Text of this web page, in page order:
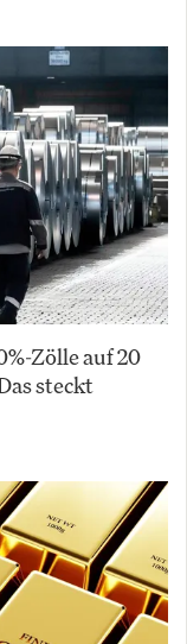
Zölle auf 20
steckt